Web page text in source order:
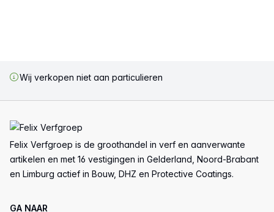
Wij verkopen niet aan particulieren
Felix Verfgroep is de groothandel in verf en aanverwante
artikelen en met 16 vestigingen in Gelderland, Noord-Brabant
en Limburg actief in Bouw, DHZ en Protective Coatings.
GA NAAR